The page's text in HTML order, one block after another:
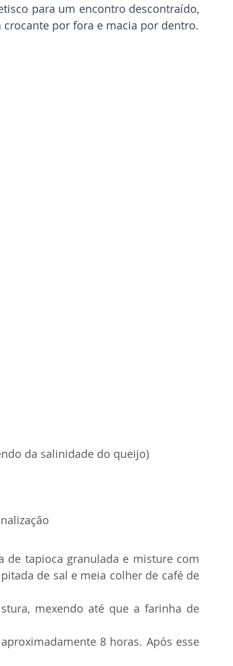
para um encontro descontraído,
por fora e macia por dentro.
da salinidade do queijo)
de tapioca granulada e misture com
de sal e meia colher de café de
mexendo até que a farinha de
8 horas. Após esse